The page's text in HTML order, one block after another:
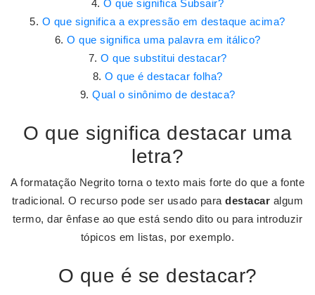
O que significa Subsair?
O que significa a expressão em destaque acima?
O que significa uma palavra em itálico?
O que substitui destacar?
O que é destacar folha?
Qual o sinônimo de destaca?
O que significa destacar uma
letra?
A formatação Negrito torna o texto mais forte do que a fonte
tradicional. O recurso pode ser usado paradestacar algum
termo, dar ênfase ao que está sendo dito ou para introduzir
tópicos em listas, por exemplo.
O que é se destacar?